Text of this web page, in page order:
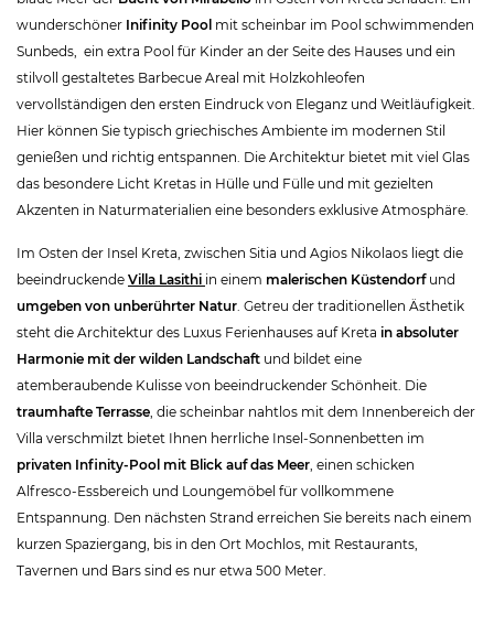
wunderschöner Inifinity Pool mit scheinbar im Pool schwimmenden
Sunbeds, ein extra Pool für Kinder an der Seite des Hauses und ein
stilvoll gestaltetes Barbecue Areal mit Holzkohleofen
vervollständigen den ersten Eindruck von Eleganz und Weitläufigkeit.
Hier können Sie typisch griechisches Ambiente im modernen Stil
genießen und richtig entspannen. Die Architektur bietet mit viel Glas
das besondere Licht Kretas in Hülle und Fülle und mit gezielten
Akzenten in Naturmaterialien eine besonders exklusive Atmosphäre.
Im Osten der Insel Kreta, zwischen Sitia und Agios Nikolaos liegt die
beeindruckende Villa Lasithi in einem malerischen Küstendorfund
umgeben von unberührter Natur. Getreu der traditionellen Ästhetik
steht die Architektur des Luxus Ferienhauses auf Kreta in absoluter
Harmonie mit der wilden Landschaft und bildet eine
atemberaubende Kulisse von beeindruckender Schönheit. Die
traumhafte Terrasse, die scheinbar nahtlos mit dem Innenbereich der
Villa verschmilzt bietet Ihnen herrliche Insel-Sonnenbetten im
privaten Infinity-Pool mit Blick auf das Meer, einen schicken
Alfresco-Essbereich und Loungemöbel für vollkommene
Entspannung. Den nächsten Strand erreichen Sie bereits nach einem
kurzen Spaziergang, bis in den Ort Mochlos, mit Restaurants,
Tavernen und Bars sind es nur etwa 500 Meter.